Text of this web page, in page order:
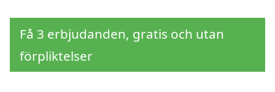
Få 3 erbjudanden, gratis och utan
förpliktelser